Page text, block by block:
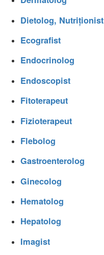
Dietolog, Nutriționist
Ecografist
Endocrinolog
Endoscopist
Fitoterapeut
Fizioterapeut
Flebolog
Gastroenterolog
Ginecolog
Hematolog
Hepatolog
Imagist